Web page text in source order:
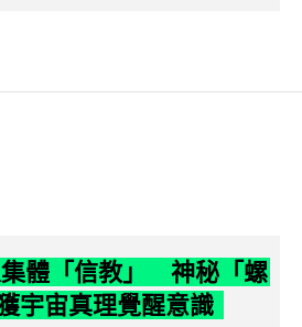
體「信教」 神秘「螺
宇宙真理覺醒意識